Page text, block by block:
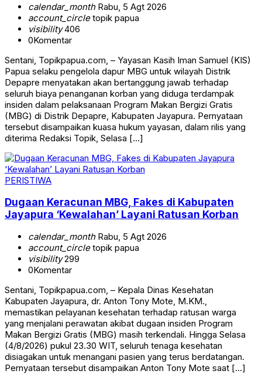
calendar_monthRabu, 5 Agt 2026
account_circletopik papua
visibility406
0Komentar
Sentani, Topikpapua.com, – Yayasan Kasih Iman Samuel (KIS)
Papua selaku pengelola dapur MBG untuk wilayah Distrik
Depapre menyatakan akan bertanggung jawab terhadap
seluruh biaya penanganan korban yang diduga terdampak
insiden dalam pelaksanaan Program Makan Bergizi Gratis
(MBG) di Distrik Depapre, Kabupaten Jayapura. Pernyataan
tersebut disampaikan kuasa hukum yayasan, dalam rilis yang
diterima Redaksi Topik, Selasa […]
PERISTIWA
Dugaan Keracunan MBG, Fakes di Kabupaten
Jayapura ‘Kewalahan’ Layani Ratusan Korban
calendar_monthRabu, 5 Agt 2026
account_circletopik papua
visibility299
0Komentar
Sentani, Topikpapua.com, – Kepala Dinas Kesehatan
Kabupaten Jayapura, dr. Anton Tony Mote, M.KM.,
memastikan pelayanan kesehatan terhadap ratusan warga
yang menjalani perawatan akibat dugaan insiden Program
Makan Bergizi Gratis (MBG) masih terkendali. Hingga Selasa
(4/8/2026) pukul 23.30 WIT, seluruh tenaga kesehatan
disiagakan untuk menangani pasien yang terus berdatangan.
Pernyataan tersebut disampaikan Anton Tony Mote saat […]